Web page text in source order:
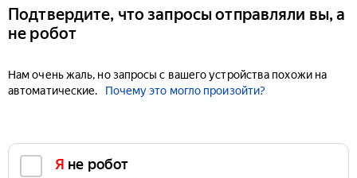
Подтвердите, что запросы отправляли вы, а
не робот
Нам очень жаль, но запросы с вашего устройства похожи на
автоматические.
Почему это могло произойти?
Я не робот